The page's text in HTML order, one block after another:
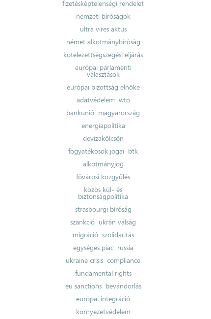
fizetésképtelenségi rendelet
nemzeti bíróságok
ultra vires aktus
német alkotmánybíróság
kötelezettségszegési eljárás
európai parlamenti
választások
európai bizottság elnöke
adatvédelem wto
bankunió magyarország
energiapolitika
devizakölcsön
fogyatékosok jogai btk
alkotmányjog
fővárosi közgyűlés
közös kül- és
biztonságpolitika
strasbourgi bíróság
szankció ukrán válság
migráció szolidaritás
egységes piac russia
ukraine crisis compliance
fundamental rights
eu sanctions bevándorlás
európai integráció
környezetvédelem